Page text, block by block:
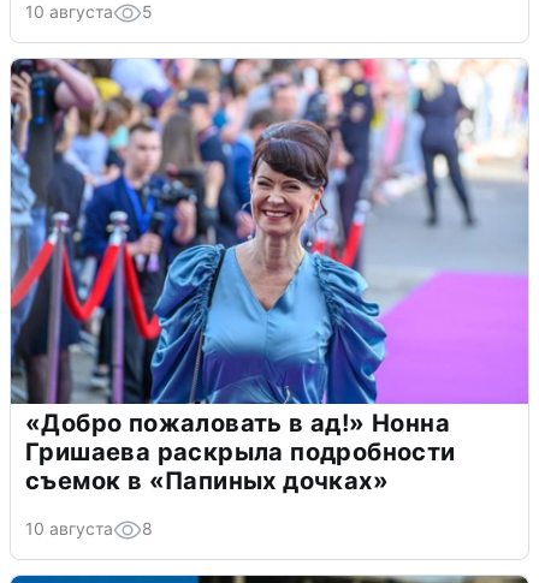
10 августа 5
«Добро пожаловать в ад!» Нонна
Гришаева раскрыла подробности
съемок в «Папиных дочках»
10 августа 8